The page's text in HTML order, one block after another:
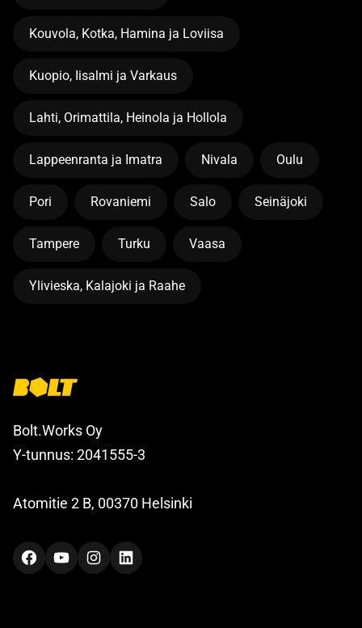
Kouvola, Kotka, Hamina ja Loviisa
Kuopio, Iisalmi ja Varkaus
Lahti, Orimattila, Heinola ja Hollola
Lappeenranta ja Imatra Nivala Oulu
Pori Rovaniemi Salo Seinäjoki
Tampere Turku Vaasa
Ylivieska, Kalajoki ja Raahe
Bolt.Works Oy
Y-tunnus: 2041555-3
Atomitie 2 B, 00370 Helsinki
FacebookYouTubeInstagramLinkedIn